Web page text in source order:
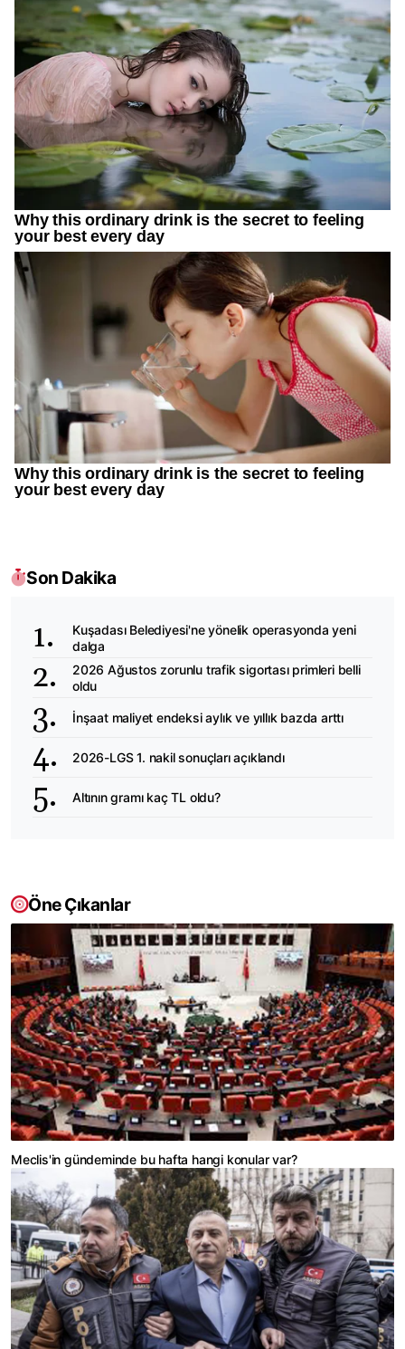
Son Dakika
Kuşadası Belediyesi'ne yönelik operasyonda yeni
dalga
2026 Ağustos zorunlu trafik sigortası primleri belli
oldu
İnşaat maliyet endeksi aylık ve yıllık bazda arttı
2026-LGS 1. nakil sonuçları açıklandı
Altının gramı kaç TL oldu?
Öne Çıkanlar
Meclis'in gündeminde bu hafta hangi konular var?